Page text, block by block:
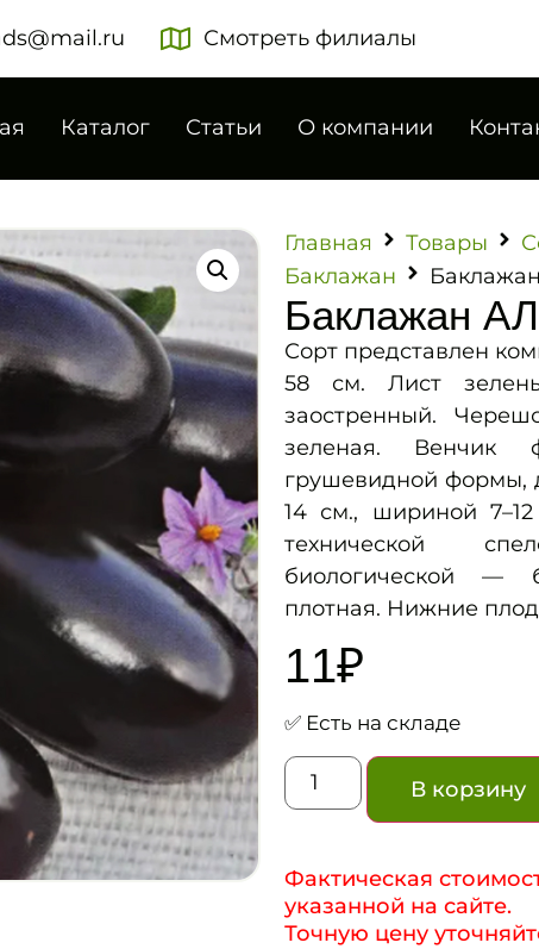
Смотреть филиалы
Каталог Статьи О компании
Главная Товары
Баклажан
Баклажан
Сорт представлен
58 см. Лист
заостренный.
зеленая. Венчик
грушевидной формы,
14 см., шириной
технической
биологической —
плотная. Нижние
11₽
✅ Есть на складе
В корзину
Фактическая
указанной на сайте.
Точную цену